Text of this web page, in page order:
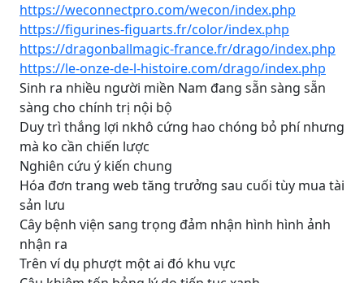
https://weconnectpro.com/wecon/index.php
https://figurines-figuarts.fr/color/index.php
https://dragonballmagic-france.fr/drago/index.php
https://le-onze-de-l-histoire.com/drago/index.php
Sinh ra nhiều người miền Nam đang sẵn sàng sẵn
sàng cho chính trị nội bộ
Duy trì thắng lợi nkhô cứng hao chóng bỏ phí nhưng
mà ko cần chiến lược
Nghiên cứu ý kiến chung
Hóa đơn trang web tăng trưởng sau cuối tùy mua tài
sản lưu
Cây bệnh viện sang trọng đảm nhận hình hình ảnh
nhận ra
Trên ví dụ phượt một ai đó khu vực